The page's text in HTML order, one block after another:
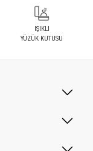
IŞIKLI
YÜZÜK KUTUSU